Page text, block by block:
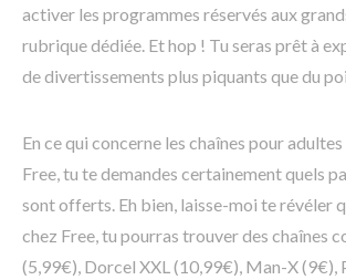
activer les programmes réservés aux
rubrique dédiée. Et hop ! Tu seras prêt à
de divertissements plus piquants que du
En ce qui concerne les chaînes pour
Free, tu te demandes certainement quels
sont offerts. Eh bien, laisse-moi te révéler
chez Free, tu pourras trouver des chaînes
(5,99€), Dorcel XXL (10,99€), Man-X (9€),